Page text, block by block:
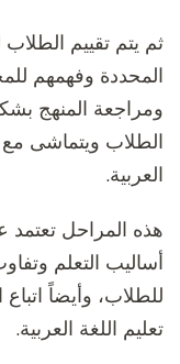
ثم يتم تقييم
المحددة وفهمهم
ومراجعة المنهج
الطلاب ويتماشى
العربية.
هذه المراحل تعتمد
أساليب التعلم
للطلاب، وأيضاً
تعليم اللغة العربية.